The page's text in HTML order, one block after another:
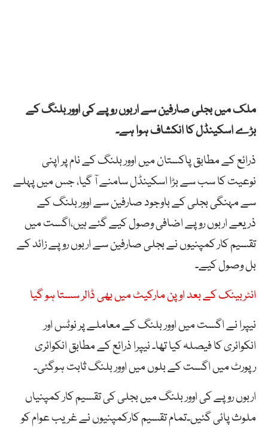
ملک میں بجلی صارفین سے اربوں روپے کی اوور بلنگ کے
بڑے اسکینڈل کا انکشاف ہوا ہے۔
ذرائع کے مطابق پاکستان میں اوور بلنگ کے نام پر اپنی
نوعیت کا سب سے بڑا اسکینڈل سامنے آ گیا، جس میں پہلے
سے مہنگی بجلی کے باوجود صارفین سے اوور بلنگ کے
ذریعے اربوں روپے اضافی وصول کیے گئے ہیں،اگست میں
تقسیم کار کمپنیوں نے بجلی صارفین سے اربوں روپے زائد کے
بل وصول کیے۔
انٹربینک کے بعد اوپن مارکیٹ میں بھی ڈالر سستا ہو گیا
نیپرا نے اگست میں اوور بلنگ کے معاملے پر نوٹس اور
انکوائری کا فیصلہ کیا تھا۔ نیپرا ذرائع کے مطابق انکوائری
رپورٹ میں اگست کے بلوں میں اوور بلنگ ثابت ہوگئی۔
اربوں روپے کی اوور بلنگ میں بجلی کی تقسیم کار کمپنیاں
ملوث پائی گئیں۔تمام تقسیم کارکمپنیوں نے غریب عوام کو